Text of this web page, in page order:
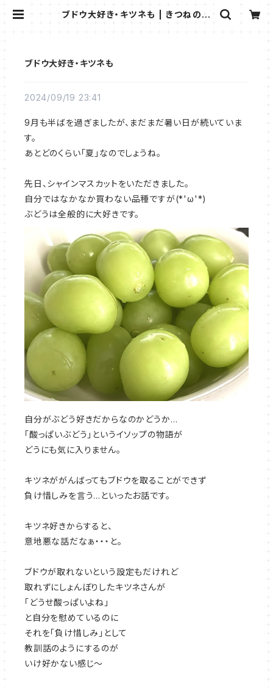
ブドウ大好き・キツネも | きつねの雑
ブドウ大好き・キツネも
2024/09/19 23:41
9月も半ばを過ぎましたが、まだまだ暑い日が続いていま
す。
あとどのくらい「夏」なのでしょうね。
先日、シャインマスカットをいただきました。
自分ではなかなか買わない品種ですが(*'ω'*)
ぶどうは全般的に大好きです。
自分がぶどう好きだからなのかどうか…
「酸っぱいぶどう」というイソップの物語が
どうにも気に入りません。
キツネががんばってもブドウを取ることができず
負け惜しみを言う…といったお話です。
キツネ好きからすると、
意地悪な話だなぁ・・・と。
ブドウが取れないという設定もだけれど
取れずにしょんぼりしたキツネさんが
「どうせ酸っぱいよね」
と自分を慰めているのに
それを「負け惜しみ」として
教訓話のようにするのが
いけ好かない感じ～